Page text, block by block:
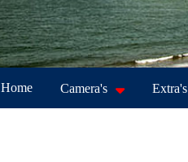
Home Camera's Extra's